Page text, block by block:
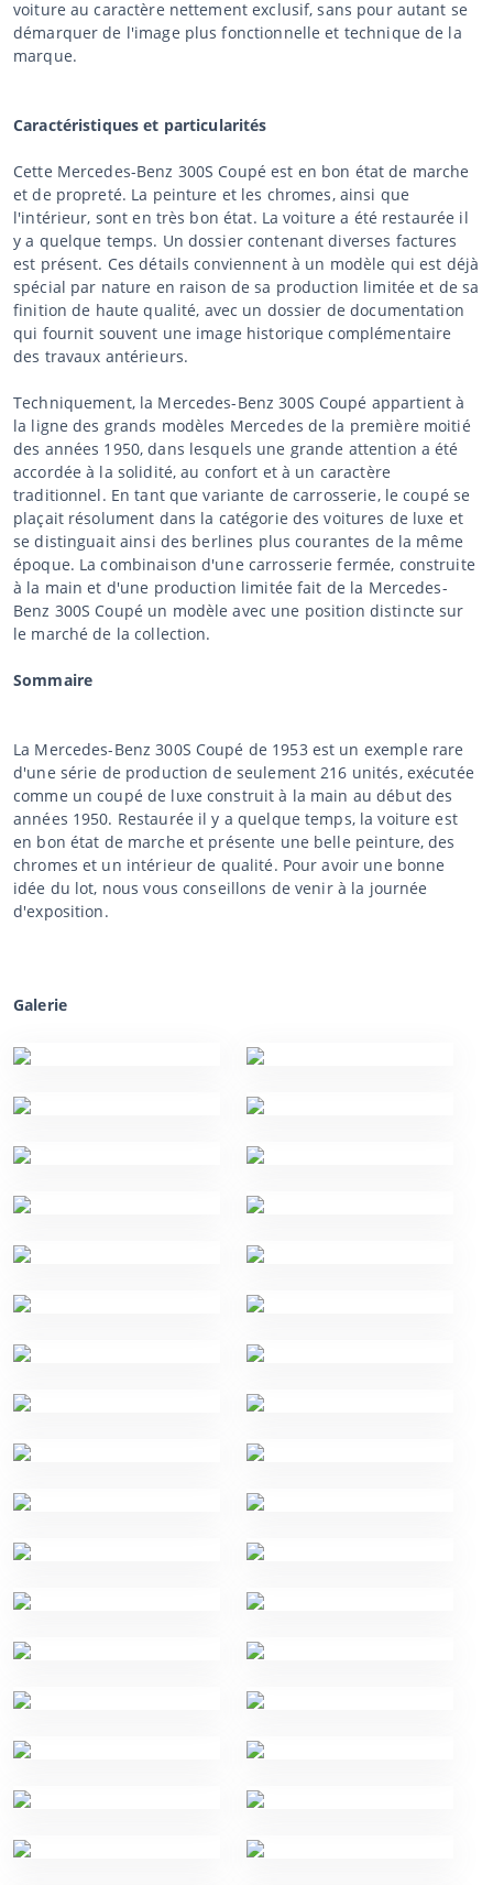
voiture au caractère nettement exclusif, sans pour autant se
démarquer de l'image plus fonctionnelle et technique de la
marque.
Caractéristiques et particularités
Cette Mercedes-Benz 300S Coupé est en bon état de marche
et de propreté. La peinture et les chromes, ainsi que
l'intérieur, sont en très bon état. La voiture a été restaurée il
y a quelque temps. Un dossier contenant diverses factures
est présent. Ces détails conviennent à un modèle qui est déjà
spécial par nature en raison de sa production limitée et de sa
finition de haute qualité, avec un dossier de documentation
qui fournit souvent une image historique complémentaire
des travaux antérieurs.
Techniquement, la Mercedes-Benz 300S Coupé appartient à
la ligne des grands modèles Mercedes de la première moitié
des années 1950, dans lesquels une grande attention a été
accordée à la solidité, au confort et à un caractère
traditionnel. En tant que variante de carrosserie, le coupé se
plaçait résolument dans la catégorie des voitures de luxe et
se distinguait ainsi des berlines plus courantes de la même
époque. La combinaison d'une carrosserie fermée, construite
à la main et d'une production limitée fait de la Mercedes-
Benz 300S Coupé un modèle avec une position distincte sur
le marché de la collection.
Sommaire
La Mercedes-Benz 300S Coupé de 1953 est un exemple rare
d'une série de production de seulement 216 unités, exécutée
comme un coupé de luxe construit à la main au début des
années 1950. Restaurée il y a quelque temps, la voiture est
en bon état de marche et présente une belle peinture, des
chromes et un intérieur de qualité. Pour avoir une bonne
idée du lot, nous vous conseillons de venir à la journée
d'exposition.
Galerie